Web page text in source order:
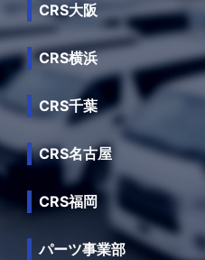
CRS大阪
CRS横浜
CRS千葉
CRS名古屋
CRS福岡
パーツ事業部